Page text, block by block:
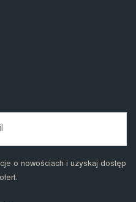
o nowościach i uzyskaj dostęp